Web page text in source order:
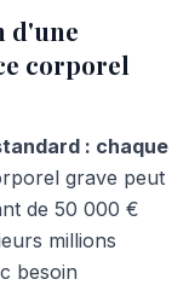
d'une
corporel
: chaque
grave peut
de 50 000 €
millions
besoin